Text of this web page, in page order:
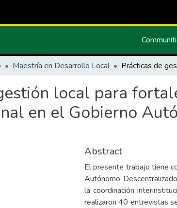
Maestría en Desarrollo Local
local para
en el Gobierno
Abstract
El presente trabajo tiene
Autónomo
la coordinación
realizaron 40 entrevistas